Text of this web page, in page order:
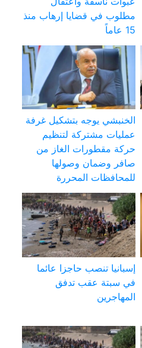
مطلوب في قضايا إرهاب منذ
15 عاماً
الخنبشي يوجه بتشكيل غرفة
عمليات مشتركة لتنظيم
حركة مقطورات الغاز من
صافر وضمان وصولها
للمحافظات المحررة
إسبانيا تنصب حاجزا عائما
في سبتة عقب تدفق
المهاجرين